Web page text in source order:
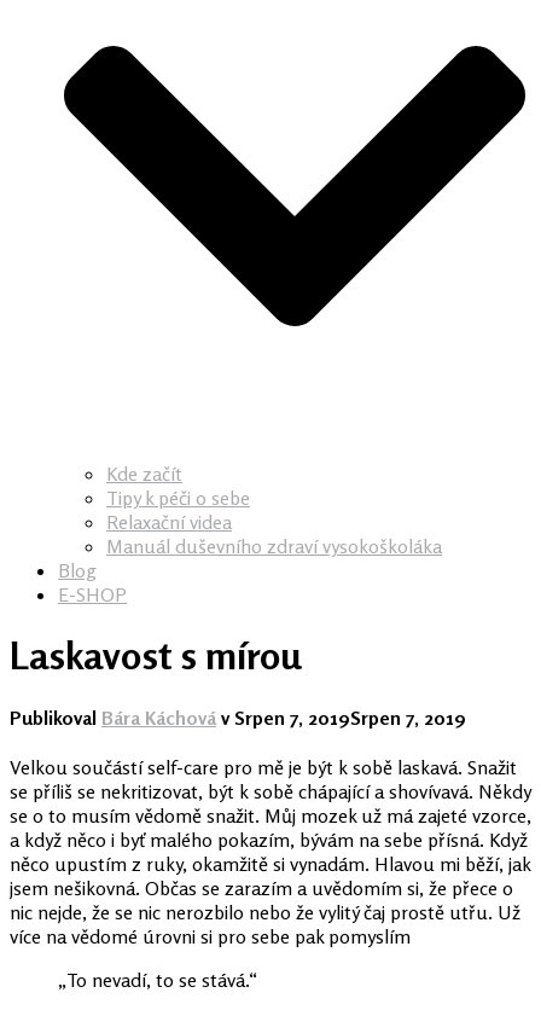
Kde začít
Tipy k péči o sebe
Relaxační videa
Manuál duševního zdraví vysokoškoláka
Blog
E-SHOP
Laskavost s mírou
Publikoval Bára Káchová v Srpen 7, 2019Srpen 7, 2019
Velkou součástí self-care pro mě je být k sobě laskavá. Snažit
se příliš se nekritizovat, být k sobě chápající a shovívavá. Někdy
se o to musím vědomě snažit. Můj mozek už má zajeté vzorce,
a když něco i byť malého pokazím, bývám na sebe přísná. Když
něco upustím z ruky, okamžitě si vynadám. Hlavou mi běží, jak
jsem nešikovná. Občas se zarazím a uvědomím si, že přece o
nic nejde, že se nic nerozbilo nebo že vylitý čaj prostě utřu. Už
více na vědomé úrovni si pro sebe pak pomyslím
„To nevadí, to se stává.“